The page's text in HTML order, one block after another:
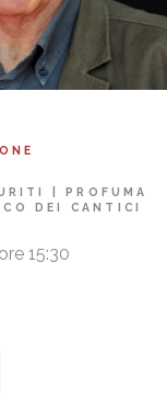
| PROFUMA
DEI CANTICI
15:30